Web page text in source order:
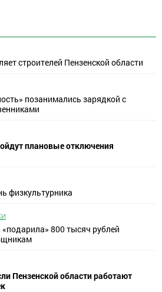
строителей Пензенской области
позанимались зарядкой с
плановые отключения
физкультурника
800 тысяч рублей
Пензенской области работают